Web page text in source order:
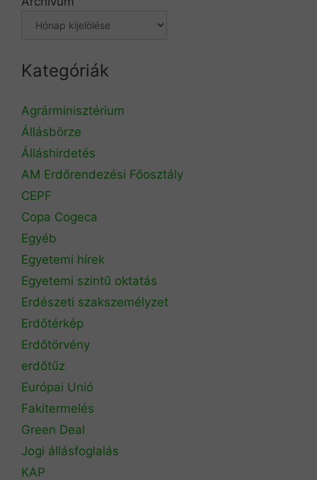
Kategóriák
Agrárminisztérium
Állásbörze
Álláshirdetés
AM Erdőrendezési Főosztály
CEPF
Copa Cogeca
Egyéb
Egyetemi hírek
Egyetemi szintű oktatás
Erdészeti szakszemélyzet
Erdőtérkép
Erdőtörvény
erdőtűz
Európai Unió
Fakitermelés
Green Deal
Jogi állásfoglalás
KAP